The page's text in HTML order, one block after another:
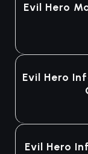
Evil Hero
Evil Hero
Evil Hero